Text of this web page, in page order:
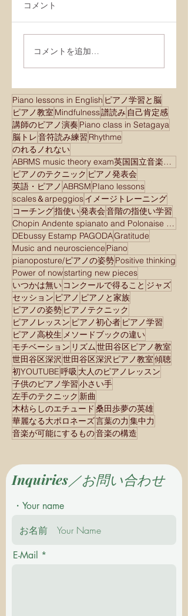
コメント
コメントを追加…
Piano lessons in English ピアノ学習と脳
ピアノ教室 Mindfulness譜読み 自己肯定感
講師のピアノ演奏 Piano class in Setagaya
脳トレ音符読み練習 Rhythme
のれるノれない
ABRMS music theory exam英国国立音楽院検定試験
ピアノのテクニック ピアノ発表会
英語・ピアノ ABRSM PIano lessons
scales＆arpeggiosイメージトレーニング
コーチング指使い発表会音階の指使い学習
Chopin Andente spianato and Polonaise brilliant
DEbussy Estamp PAGODAGratitude
Music and neuroscience Piano
pianoposture/ピアノの姿勢Positive thinking
Power of nowstarting new pieces
いつかは無い コンクールで得ること ジャズ
セッション ピアノ ピアノと家族
ピアノの姿勢 ピアノテクニック
ピアノレッスン ピアノ初心者 ピアノ学習
ピアノ高校生 メソードブックの違い
モチベーション リズム世田谷区ピアノ教室
世田谷区深沢 世田谷区深沢ピアノ教室傾聴
初YOUTUBE呼吸 大人のピアノレッスン
子供のピアノ学習小さい手
左手のテクニック 新曲
木枯らしのエチュード 桑田歩夢の英雄
華麗なる大ポロネーズ言葉の力 集中力
音楽が可能にするもの音楽の構造
Inquiries／お問い合わせ
・Your name
E-Mail